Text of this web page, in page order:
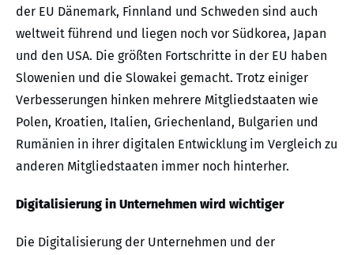
der EU Dänemark, Finnland und Schweden sind auch
weltweit führend und liegen noch vor Südkorea, Japan
und den USA. Die größten Fortschritte in der EU haben
Slowenien und die Slowakei gemacht. Trotz einiger
Verbesserungen hinken mehrere Mitgliedstaaten wie
Polen, Kroatien, Italien, Griechenland, Bulgarien und
Rumänien in ihrer digitalen Entwicklung im Vergleich zu
anderen Mitgliedstaaten immer noch hinterher.
Digitalisierung in Unternehmen wird wichtiger
Die Digitalisierung der Unternehmen und der